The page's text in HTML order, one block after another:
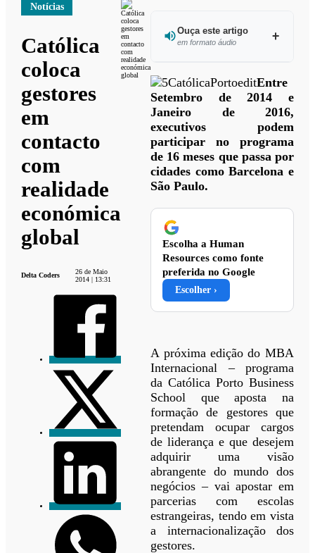
Notícias
Católica
coloca
gestores
em
contacto
com
realidade
económica
global
Delta Coders
26 de Maio
2014 | 13:31
Ouça este artigo
em formato áudio
Ouvir
este
artigo
Entre
Setembro de 2014 e
Janeiro de 2016,
executivos podem
participar no programa
de 16 meses que passa por
cidades como Barcelona e
São Paulo.
Escolha a Human
Resources como fonte
preferida no Google
Escolher ›
A próxima edição do MBA
Internacional – programa
da Católica Porto Business
School que aposta na
formação de gestores que
pretendam ocupar cargos
de liderança e que desejem
adquirir uma visão
abrangente do mundo dos
negócios – vai apostar em
parcerias com escolas
estrangeiras, tendo em vista
a internacionalização dos
gestores.